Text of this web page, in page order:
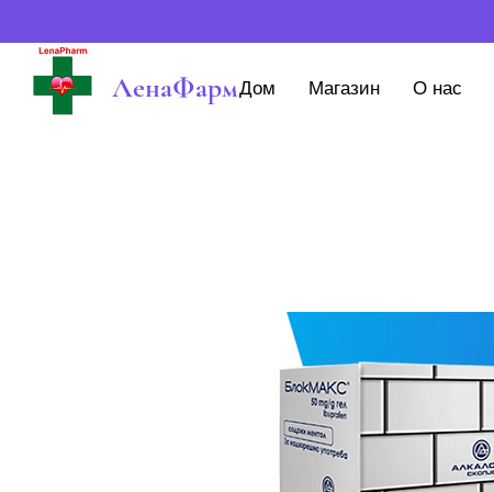
ЛенаФармДом Магазин О нас